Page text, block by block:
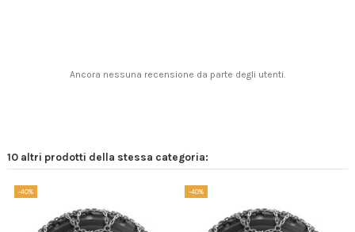
Ancora nessuna recensione da parte degli utenti.
10 altri prodotti della stessa categoria:
-40% -40%